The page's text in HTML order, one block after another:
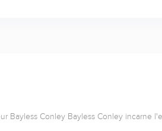
Bayless Conley Bayless Conley incarne